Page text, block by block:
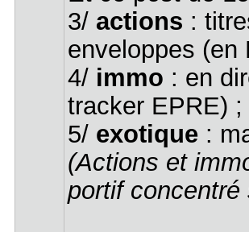
3/ actions :
enveloppes (en
4/ immo : en
tracker EPRE) ;
5/ exotique :
(Actions et
portif concentré